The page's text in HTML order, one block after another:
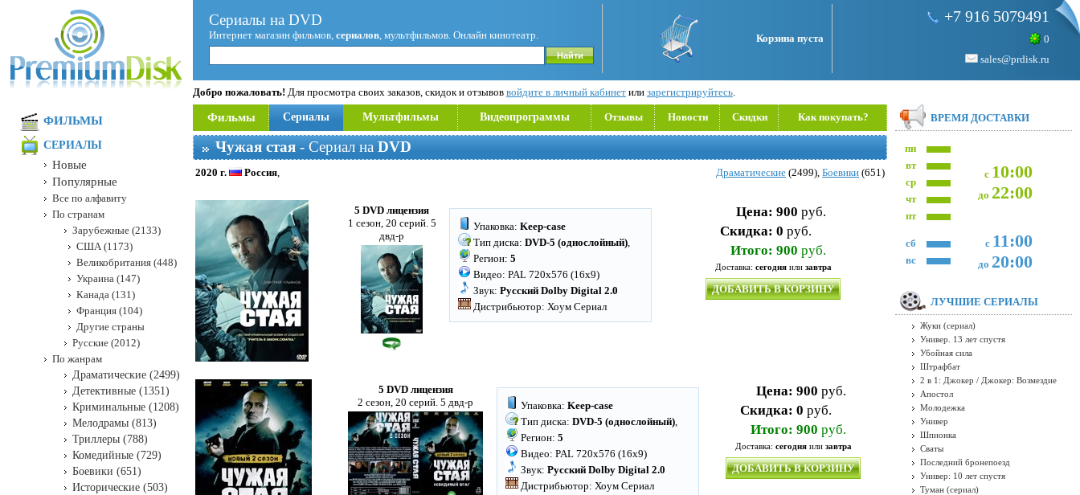
Сериалы на DVD
Интернет магазин фильмов, сериалов, мультфильмов. Онлайн кинотеатр. Корзина пуста
+7 916 5079491
0
sales@prdisk.ru
Добро пожаловать! Для просмотра своих заказов, скидок и отзывов войдите в личный кабинет или зарегистрируйтесь.
Фильмы Сериалы Мультфильмы Видеопрограммы Отзывы Новости Скидки Как покупать?
Чужая стая - Сериал на DVD
2020 г. Россия, Драматические (2499), Боевики (651)
5 DVD лицензия
1 сезон, 20 серий. 5
двд-р
Упаковка: Keep-case
Тип диска: DVD-5 (однослойный),
Регион: 5
Видео: PAL 720x576 (16x9)
Звук: Русский Dolby Digital 2.0
Дистрибьютор: Хоум Сериал
Цена: 900 руб.
Скидка: 0 руб.
Итого: 900 руб.
Доставка: сегодняили завтра
ДОБАВИТЬ В КОРЗИНУ
5 DVD лицензия
2 сезон, 20 серий. 5 двд-р
Упаковка: Keep-case
Тип диска: DVD-5 (однослойный),
Регион: 5
Видео: PAL 720x576 (16x9)
Звук: Русский Dolby Digital 2.0
Дистрибьютор: Хоум Сериал
Цена: 900 руб.
Скидка: 0 руб.
Итого: 900 руб.
Доставка: сегодняили завтра
ДОБАВИТЬ В КОРЗИНУ
ФИЛЬМЫ
СЕРИАЛЫ
Новые
Популярные
Все по алфавиту
По странам
Зарубежные (2133)
США (1173)
Великобритания (448)
Украина (147)
Канада (131)
Франция (104)
Другие страны
Русские (2012)
По жанрам
Драматические (2499)
Детективные (1351)
Криминальные (1208)
Мелодрамы (813)
Триллеры (788)
Комедийные (729)
Боевики (651)
Исторические (503)
ВРЕМЯ ДОСТАВКИ
пн
с 10:00
до 22:00
вт
ср
чт
пт
с 11:00
до 20:00
сб
вс
ЛУЧШИЕ СЕРИАЛЫ
Жуки (сериал)
Универ. 13 лет спустя
Убойная сила
Штрафбат
2 в 1: Джокер / Джокер: Возмездие
Апостол
Молодежка
Универ
Шпионка
Сваты
Последний бронепоезд
Универ: 10 лет спустя
Туман (сериал)